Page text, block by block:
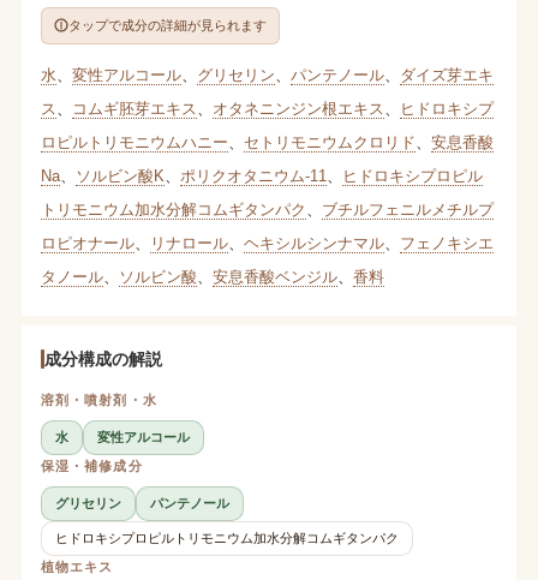
タップで成分の詳細が見られます
水 変性アルコール、 グリセリン パンテノール、 ダイズ芽エキ
ス
コムギ胚芽エキス オタネニンジン根エキス
ヒドロキシプ
ロピルトリモニウムハニー
セトリモニウムクロリド
安息香酸
Na、 ソルビン酸K ポリクオタニウム-11
ヒドロキシプロピル
トリモニウム加水分解コムギタンパク
ブチルフェニルメチルプ
ロピオナール、 リナロール、 ヘキシルシンナマル、 フェノキシエ
タノール、 ソルビン酸 安息香酸ベンジル、 香料
成分構成の解説
溶剤・噴射剤・水
水
変性アルコール
保湿・補修成分
グリセリン パンテノール
ヒドロキシプロピルトリモニウム加水分解コムギタンパク
植物エキス